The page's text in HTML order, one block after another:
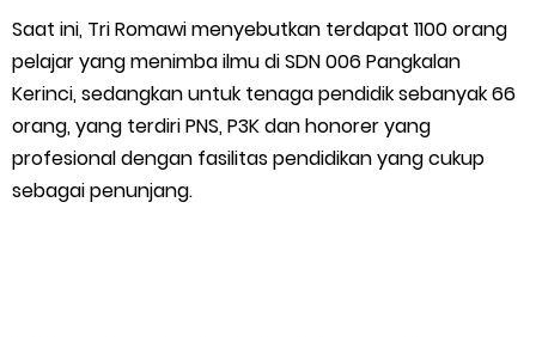
Bahas Stabilitas Wilayah dan Pembangunan Meranti
44 Tim Berlaga di Banglas Barat Cup II, Pemkab Meranti
Dorong Lahirnya Atlet Berprestasi
HUT IBI Ke-75, Bupati Asmar: Bidan Garda Terdepan Wujudkan
Saat ini, Tri Romawi menyebutkan terdapat 1100 orang
pelajar yang menimba ilmu di SDN 006 Pangkalan
Kerinci, sedangkan untuk tenaga pendidik sebanyak 66
orang, yang terdiri PNS, P3K dan honorer yang
profesional dengan fasilitas pendidikan yang cukup
sebagai penunjang.